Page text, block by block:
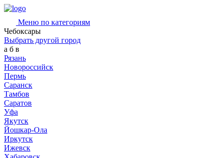
Меню по категориям
Чебоксары
Выбрать другой город
а б в
Рязань
Новороссийск
Пермь
Саранск
Тамбов
Саратов
Уфа
Якутск
Йошкар-Ола
Иркутск
Ижевск